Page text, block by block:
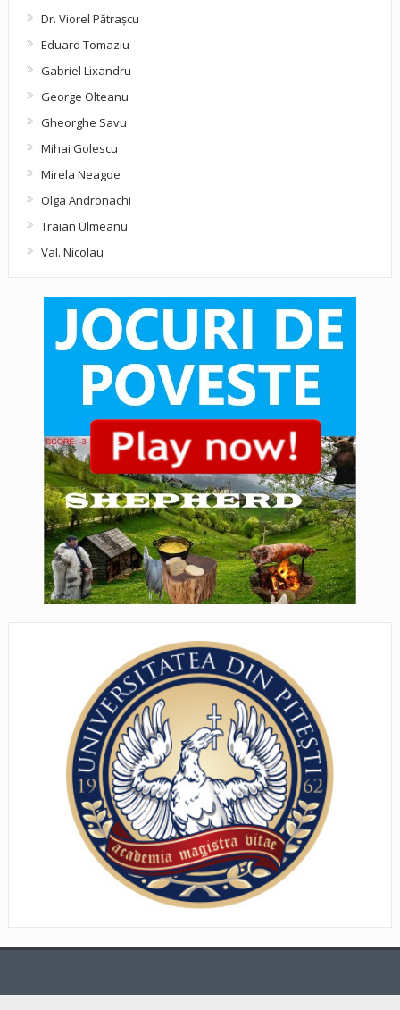
Dr. Viorel Pătraşcu
Eduard Tomaziu
Gabriel Lixandru
George Olteanu
Gheorghe Savu
Mihai Golescu
Mirela Neagoe
Olga Andronachi
Traian Ulmeanu
Val. Nicolau